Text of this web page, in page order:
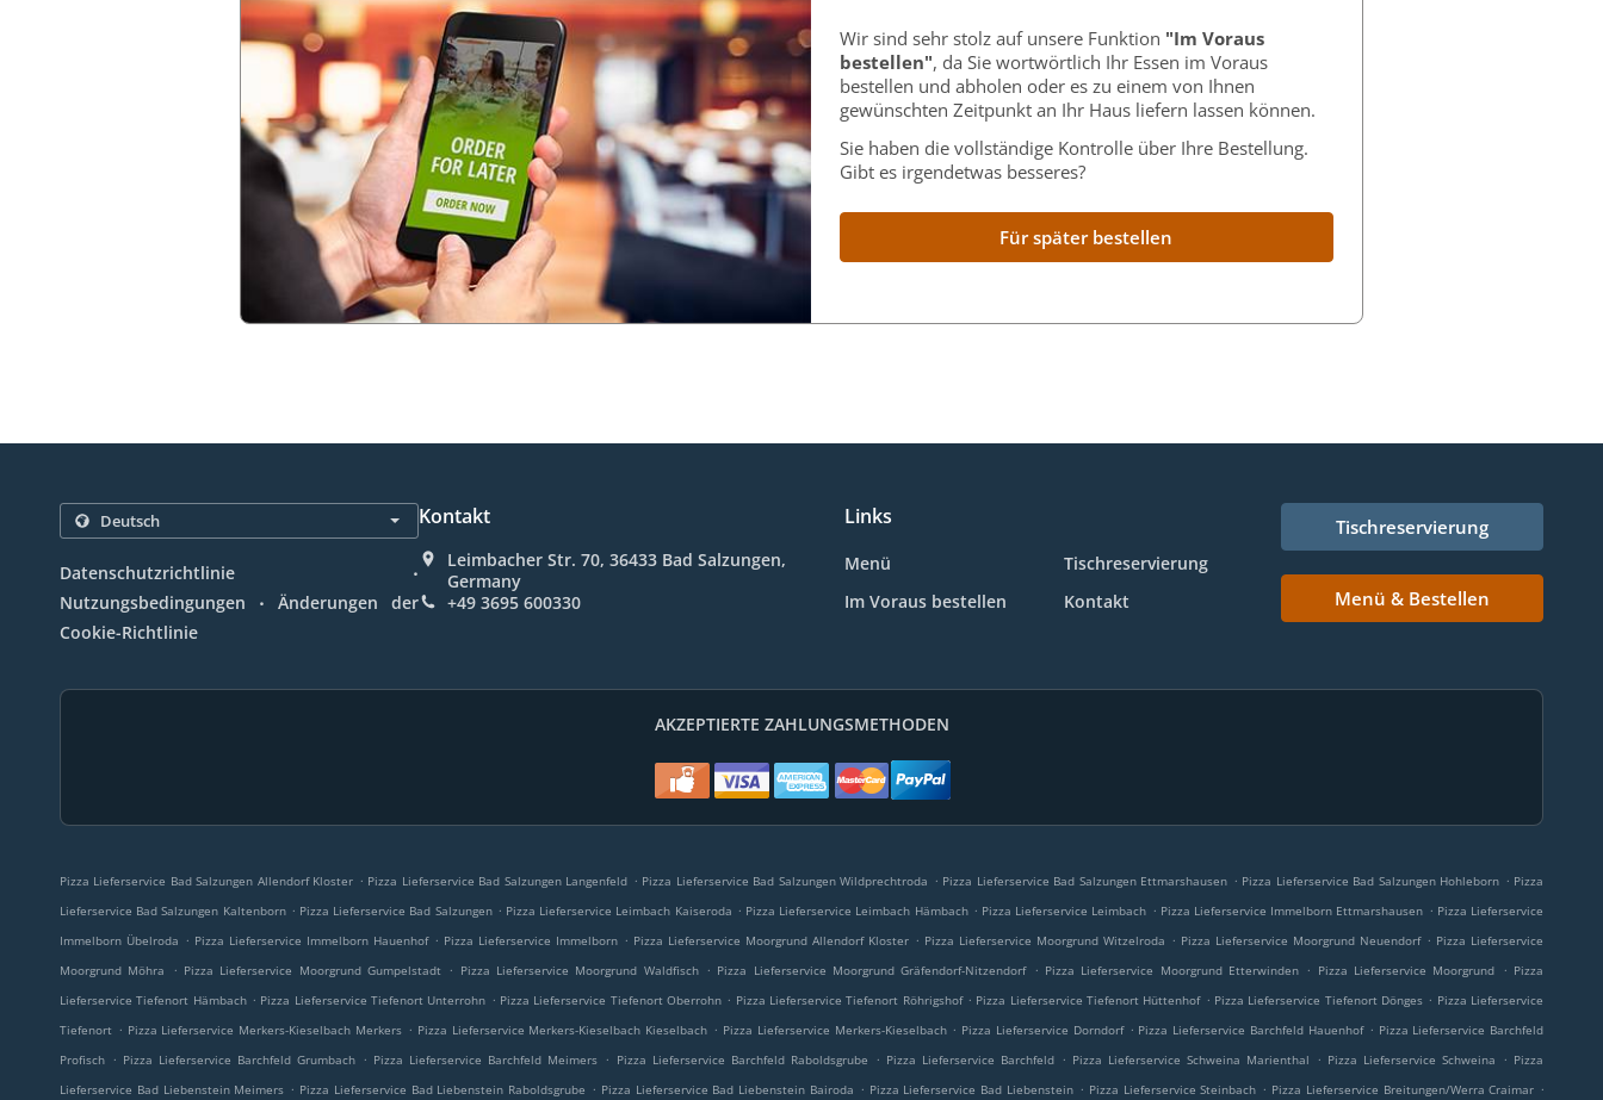
Wir sind sehr stolz auf unsere Funktion "Im Voraus
bestellen", da Sie wortwörtlich Ihr Essen im Voraus
bestellen und abholen oder es zu einem von Ihnen
gewünschten Zeitpunkt an Ihr Haus liefern lassen können.
Sie haben die vollständige Kontrolle über Ihre Bestellung.
Gibt es irgendetwas besseres?
Für später bestellen
Datenschutzrichtlinie .
Nutzungsbedingungen .
Änderungen der
Cookie-Richtlinie
Kontakt
Leimbacher Str. 70, 36433 Bad Salzungen,
Germany
+49 3695 600330
Links
Menü
Tischreservierung
Im Voraus bestellen
Kontakt
Tischreservierung
Menü & Bestellen
AKZEPTIERTE ZAHLUNGSMETHODEN
Pizza Lieferservice Bad Salzungen Allendorf Kloster . Pizza Lieferservice Bad Salzungen Langenfeld . Pizza Lieferservice Bad Salzungen Wildprechtroda . Pizza Lieferservice Bad Salzungen Ettmarshausen . Pizza Lieferservice Bad Salzungen Hohleborn . Pizza
Lieferservice Bad Salzungen Kaltenborn . Pizza Lieferservice Bad Salzungen . Pizza Lieferservice Leimbach Kaiseroda . Pizza Lieferservice Leimbach Hämbach . Pizza Lieferservice Leimbach . Pizza Lieferservice Immelborn Ettmarshausen . Pizza Lieferservice
Immelborn Übelroda . Pizza Lieferservice Immelborn Hauenhof . Pizza Lieferservice Immelborn . Pizza Lieferservice Moorgrund Allendorf Kloster . Pizza Lieferservice Moorgrund Witzelroda . Pizza Lieferservice Moorgrund Neuendorf . Pizza Lieferservice
Moorgrund Möhra
. Pizza Lieferservice Moorgrund Gumpelstadt . Pizza Lieferservice Moorgrund Waldfisch . Pizza Lieferservice Moorgrund Gräfendorf-Nitzendorf . Pizza Lieferservice Moorgrund Etterwinden . Pizza Lieferservice Moorgrund . Pizza
Lieferservice Tiefenort Hämbach . Pizza Lieferservice Tiefenort Unterrohn . Pizza Lieferservice Tiefenort Oberrohn . Pizza Lieferservice Tiefenort Röhrigshof . Pizza Lieferservice Tiefenort Hüttenhof . Pizza Lieferservice Tiefenort Dönges . Pizza Lieferservice
Tiefenort . Pizza Lieferservice Merkers-Kieselbach Merkers . Pizza Lieferservice Merkers-Kieselbach Kieselbach . Pizza Lieferservice Merkers-Kieselbach . Pizza Lieferservice Dorndorf . Pizza Lieferservice Barchfeld Hauenhof . Pizza Lieferservice Barchfeld
Profisch . Pizza Lieferservice Barchfeld Grumbach . Pizza Lieferservice Barchfeld Meimers . Pizza Lieferservice Barchfeld Raboldsgrube . Pizza Lieferservice Barchfeld . Pizza Lieferservice Schweina Marienthal . Pizza Lieferservice Schweina . Pizza
Lieferservice Bad Liebenstein Meimers . Pizza Lieferservice Bad Liebenstein Raboldsgrube . Pizza Lieferservice Bad Liebenstein Bairoda . Pizza Lieferservice Bad Liebenstein . Pizza Lieferservice Steinbach . Pizza Lieferservice Breitungen/Werra Craimar .